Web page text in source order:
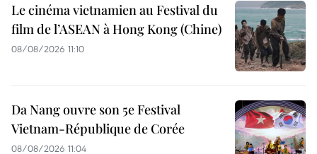
Le cinéma vietnamien au Festival du
film de l’ASEAN à Hong Kong (Chine)
08/08/2026 11:10
Da Nang ouvre son 5e Festival
Vietnam-République de Corée
08/08/2026 11:04